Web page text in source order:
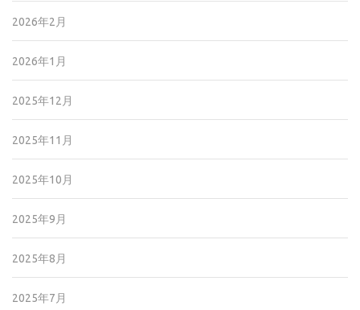
2026年2月
2026年1月
2025年12月
2025年11月
2025年10月
2025年9月
2025年8月
2025年7月